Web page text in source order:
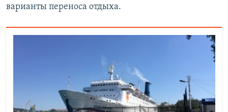
варианты переноса отдыха.